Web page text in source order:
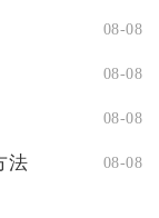
08-08
08-08
08-08
法 08-08